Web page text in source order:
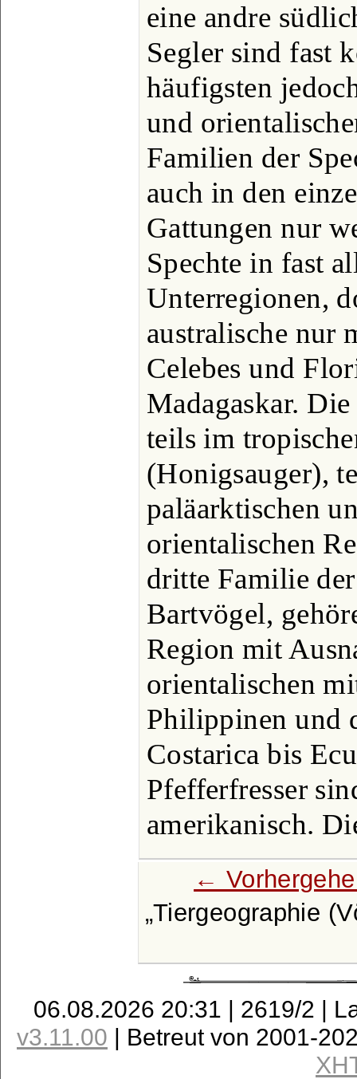
eine andre
Segler sind fast
häufigsten
und
Familien der
auch in den
Gattungen nur
Spechte in fast
Unterregionen,
australische nur
Celebes und
Madagaskar.
teils im
(Honigsauger),
paläarktischen
orientalischen
dritte Familie
Bartvögel,
Region mit
orientalischen
Philippinen und
Costarica bis
Pfefferfresser
amerikanisch.
←
Tiergeographie
06.08.2026 20:31 | 2619/2 |
v3.11.00 | Betreut von 2001-